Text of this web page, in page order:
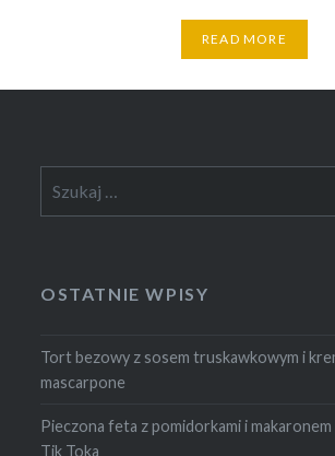
READ MORE
OSTATNIE WPISY
Tort bezowy z sosem truskawkowym i
mascarpone
Pieczona feta z pomidorkami i
Tik Toka